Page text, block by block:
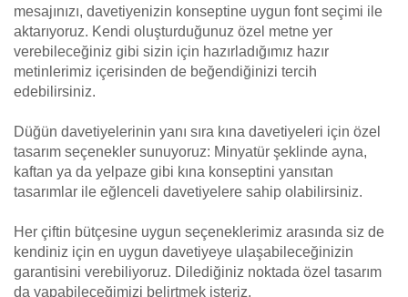
mesajınızı, davetiyenizin konseptine uygun font seçimi ile
aktarıyoruz. Kendi oluşturduğunuz özel metne yer
verebileceğiniz gibi sizin için hazırladığımız hazır
metinlerimiz içerisinden de beğendiğinizi tercih
edebilirsiniz.
Düğün davetiyelerinin yanı sıra kına davetiyeleri için özel
tasarım seçenekler sunuyoruz: Minyatür şeklinde ayna,
kaftan ya da yelpaze gibi kına konseptini yansıtan
tasarımlar ile eğlenceli davetiyelere sahip olabilirsiniz.
Her çiftin bütçesine uygun seçeneklerimiz arasında siz de
kendiniz için en uygun davetiyeye ulaşabileceğinizin
garantisini verebiliyoruz. Dilediğiniz noktada özel tasarım
da yapabileceğimizi belirtmek isteriz.